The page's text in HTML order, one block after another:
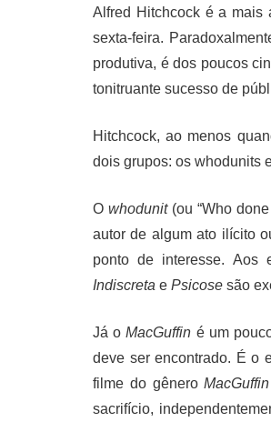
Alfred Hitchcock é a mais
sexta-feira.
produtiva, é dos poucos
tonitruante sucesso de
Hitchcock, ao menos
dois grupos: os whodunits
O whodunit(ou “Who
autor de algum ato ilícito
ponto de interesse. Aos
Indiscreta e Psicose são
Já oMacGuffin é um
deve ser encontrado. É o
filme do gêneroMacGuffin
sacrifício,